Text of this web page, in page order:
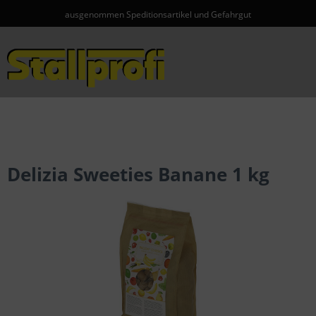
ausgenommen Speditionsartikel und Gefahrgut
Delizia Sweeties Banane 1 kg